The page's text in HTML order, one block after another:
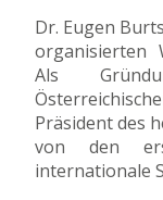
Dr. Eugen
organisierten
Als
Präsident des
von den
internationale